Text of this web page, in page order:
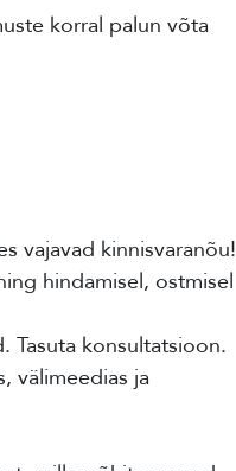
korral palun võta
vajavad kinnisvaranõu!
hindamisel, ostmisel
Tasuta konsultatsioon.
välimeedias ja